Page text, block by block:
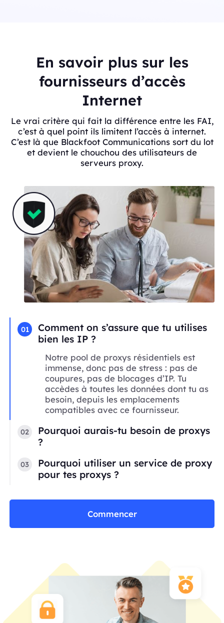
En savoir plus sur les
fournisseurs d’accès
Internet
Le vrai critère qui fait la différence entre les FAI,
c’est à quel point ils limitent l’accès à internet.
C’est là que Blackfoot Communications sort du lot
et devient le chouchou des utilisateurs de
serveurs proxy.
01
Comment on s’assure que tu utilises
bien les IP ?
Notre pool de proxys résidentiels est
immense, donc pas de stress : pas de
coupures, pas de blocages d’IP. Tu
accèdes à toutes les données dont tu as
besoin, depuis les emplacements
compatibles avec ce fournisseur.
02
Pourquoi aurais-tu besoin de proxys
?
03
Pourquoi utiliser un service de proxy
pour tes proxys ?
Commencer